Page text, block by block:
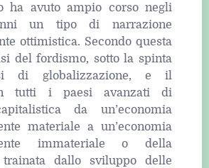
ha avuto ampio corso negli
un tipo di narrazione
ottimistica. Secondo questa
del fordismo, sotto la spinta
di globalizzazione, e il
tutti i paesi avanzati di
da un’economia
materiale a un’economia
immateriale o della
trainata dallo sviluppo delle